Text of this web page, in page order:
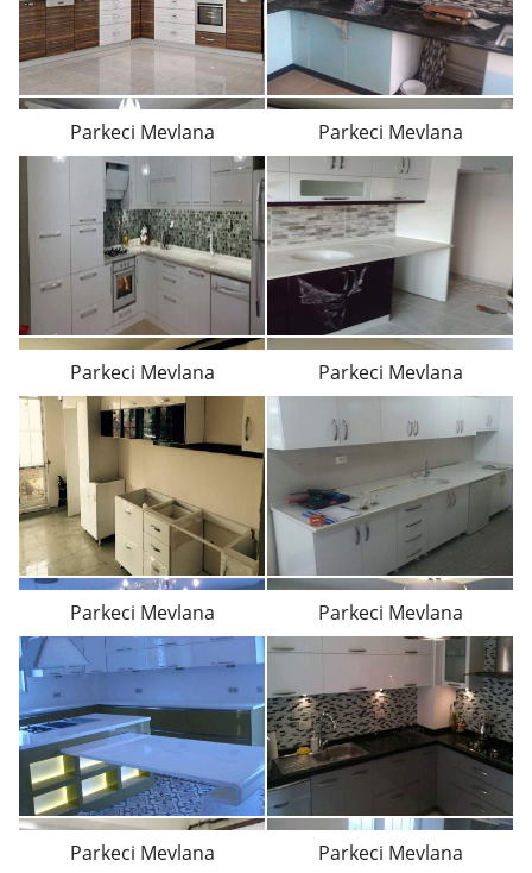
Parkeci Mevlana Parkeci Mevlana
Parkeci Mevlana Parkeci Mevlana
Parkeci Mevlana Parkeci Mevlana
Parkeci Mevlana Parkeci Mevlana